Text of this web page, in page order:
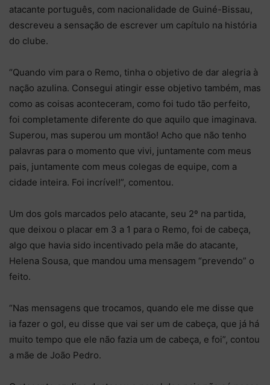
atacante português, com nacionalidade de Guiné-Bissau,
descreveu a sensação de escrever um capítulo na história
do clube.
“Quando vim para o Remo, tinha o objetivo de dar alegria à
nação azulina. Consegui atingir esse objetivo também, mas
como as coisas aconteceram, como foi tudo tão perfeito,
foi completamente diferente do que aquilo que imaginava.
Superou, mas superou um montão! Acho que não tenho
palavras para o momento que vivi, juntamente com meus
pais, juntamente com meus colegas de equipe, com a
cidade inteira. Foi incrível!”, comentou.
Um dos gols marcados pelo atacante, seu 2º na partida,
que deixou o placar em 3 a 1 para o Remo, foi de cabeça,
algo que havia sido incentivado pela mãe do atacante,
Helena Sousa, que mandou uma mensagem “prevendo” o
feito.
“Nas mensagens que trocamos, quando ele me disse que
ia fazer o gol, eu disse que vai ser um de cabeça, que já há
muito tempo que ele não fazia um de cabeça, e foi”, contou
a mãe de João Pedro.